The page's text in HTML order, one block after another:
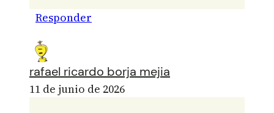
Responder
rafael ricardo borja mejia
11 de junio de 2026